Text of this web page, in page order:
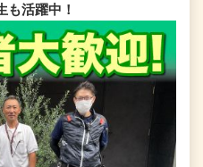
も活躍中！